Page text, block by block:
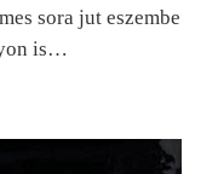
sora jut eszembe
is…